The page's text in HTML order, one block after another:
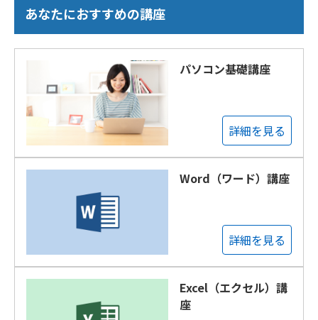
あなたにおすすめの講座
パソコン基礎講座
詳細を見る
Word（ワード）講座
詳細を見る
Excel（エクセル）講
座